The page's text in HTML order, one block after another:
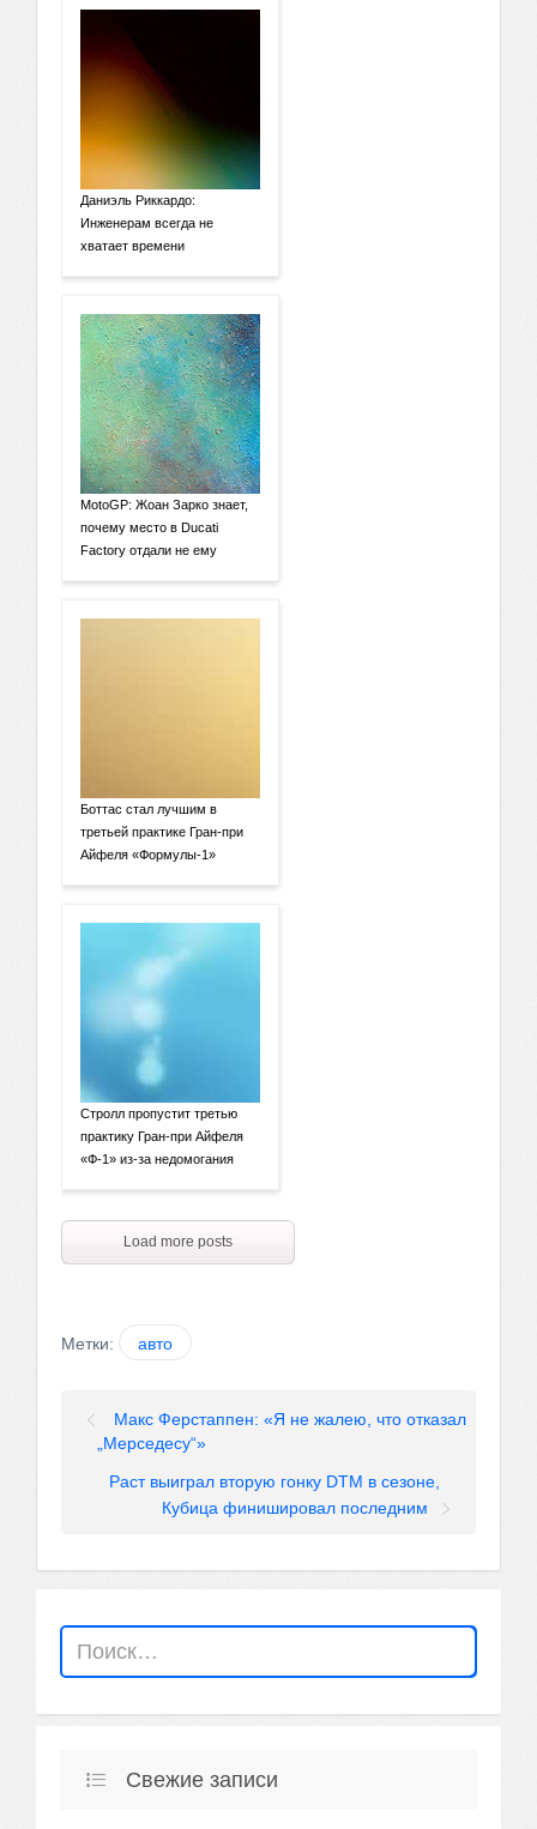
Даниэль Риккардо:
Инженерам всегда не
хватает времени
MotoGP: Жоан Зарко знает,
почему место в Ducati
Factory отдали не ему
Боттас стал лучшим в
третьей практике Гран-при
Айфеля «Формулы-1»
Стролл пропустит третью
практику Гран-при Айфеля
«Ф-1» из-за недомогания
Load more posts
Метки: авто
Макс Ферстаппен: «Я не жалею, что отказал
„Мерседесу“»
Раст выиграл вторую гонку DTM в сезоне,
Кубица финишировал последним
Свежие записи